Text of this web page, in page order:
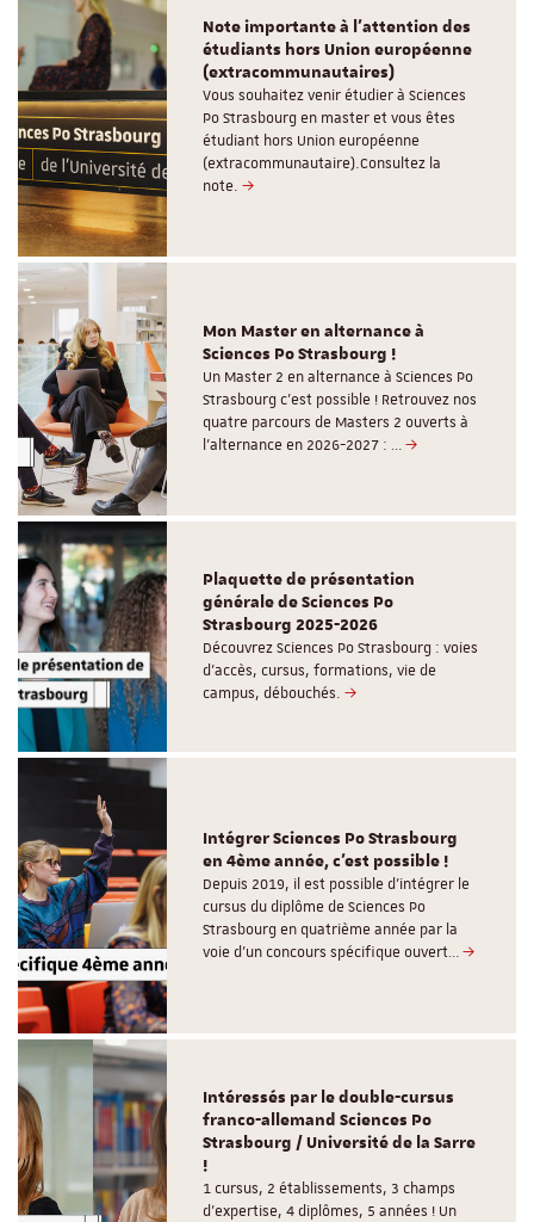
Note importante à l'attention des
étudiants hors Union européenne
(extracommunautaires)
Vous souhaitez venir étudier à Sciences
Po Strasbourg en master et vous êtes
étudiant hors Union européenne
(extracommunautaire).Consultez la
note.
Mon Master en alternance à
Sciences Po Strasbourg !
Un Master 2 en alternance à Sciences Po
Strasbourg c'est possible ! Retrouvez nos
quatre parcours de Masters 2 ouverts à
l'alternance en 2026-2027 : …
Plaquette de présentation
générale de Sciences Po
Strasbourg 2025-2026
Découvrez Sciences Po Strasbourg : voies
d'accès, cursus, formations, vie de
campus, débouchés.
Intégrer Sciences Po Strasbourg
en 4ème année, c'est possible !
Depuis 2019, il est possible d’intégrer le
cursus du diplôme de Sciences Po
Strasbourg en quatrième année par la
voie d’un concours spécifique ouvert…
Intéressés par le double-cursus
franco-allemand Sciences Po
Strasbourg / Université de la Sarre
!
1 cursus, 2 établissements, 3 champs
d’expertise, 4 diplômes, 5 années ! Un